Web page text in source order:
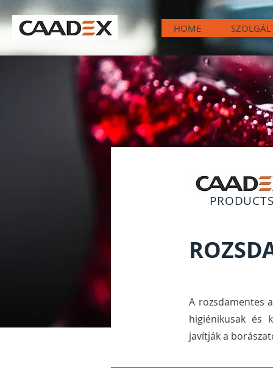
HOME
A rozsdamentes
higiénikusak és
javítják a